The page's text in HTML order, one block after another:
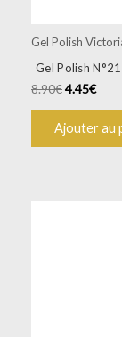
Gel Polish
Gel Polish
8.90€4.45€
Ajouter au